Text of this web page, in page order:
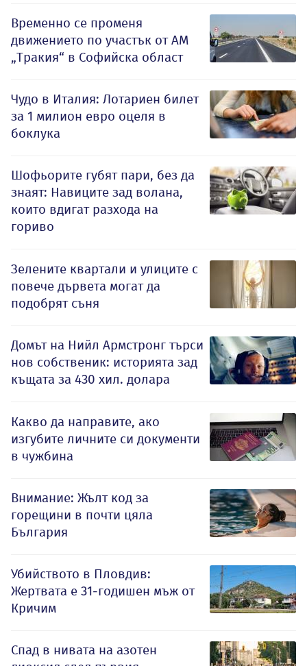
Временно се променя
движението по участък от АМ
„Тракия“ в Софийска област
Чудо в Италия: Лотариен билет
за 1 милион евро оцеля в
боклука
Шофьорите губят пари, без да
знаят: Навиците зад волана,
които вдигат разхода на
гориво
Зелените квартали и улиците с
повече дървета могат да
подобрят съня
Домът на Нийл Армстронг търси
нов собственик: историята зад
къщата за 430 хил. долара
Какво да направите, ако
изгубите личните си документи
в чужбина
Внимание: Жълт код за
горещини в почти цяла
България
Убийството в Пловдив:
Жертвата е 31-годишен мъж от
Кричим
Спад в нивата на азотен